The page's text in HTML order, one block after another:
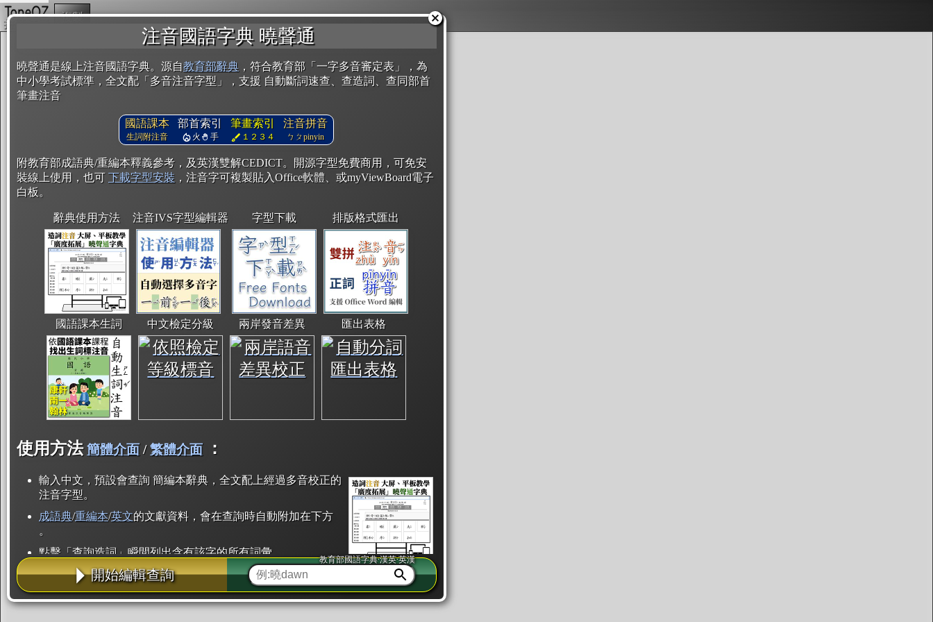
注音國語字典 曉聲通
曉聲通是線上注音國語字典。源自教育部辭典 ，符合教育部「一字多音審定表」，為
中小學考試標準，全文配「多音注音字型」，支援 自動斷詞速查、查造詞、查同部首
筆畫注音
國語課本
生詞附注音
部首索引
火 手
筆畫索引
１２３４
注音拼音
ㄅㄆpinyin
附教育部成語典/重編本釋義參考，及英漢雙解CEDICT。開源字型免費商用，可免安
裝線上使用，也可 下載字型安裝 ，注音字可複製貼入Office軟體、或myViewBoard電子
白板。
辭典使用方法 注音IVS字型編輯器 字型下載 排版格式匯出
國語課本生詞 中文檢定分級 兩岸發音差異 匯出表格
使用方法 簡體介面/繁體介面 ：
輸入中文，預設會查詢 簡編本辭典，全文配上經過多音校正的
注音字型。
成語典/重編本/英文的文獻資料，會在查詢時自動附加在下方
。
點擊「查詢造詞」瞬間列出含有該字的所有詞彙。
點「部首」瞬間列出所有「同部首字」。也支援查詢「同注音」或「同筆畫」。
辭典解釋的全文都經過自動斷詞，點擊便可瞬間「連續查詢」此字詞的解釋，不
用手動重複輸入。
開始編輯查詢
教育部國語字典·漢英·英漢
複製